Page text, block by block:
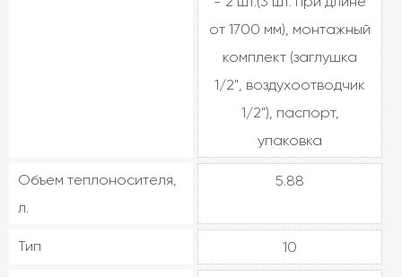
от 1700 мм), монтажный
комплект (заглушка
1/2", воздухоотводчик
1/2"), паспорт,
упаковка
Объем теплоносителя,
л.
5.88
Тип 10